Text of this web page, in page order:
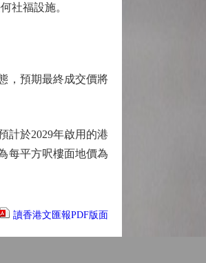
社福設施。
，預期最終成交價將
於2029年啟用的港
每平方呎樓面地價為
讀香港文匯報PDF版面